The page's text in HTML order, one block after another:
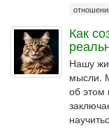
Как
Нашу
мысли.
об этом